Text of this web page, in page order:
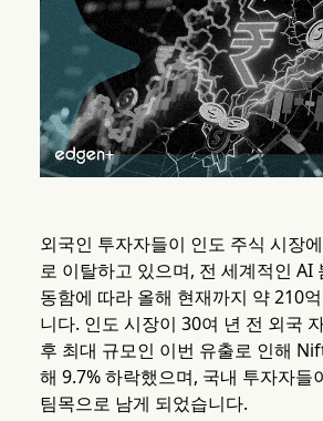
외국인 투자자들이 인도 주식 시장
로 이탈하고 있으며, 전 세계적인 AI
동함에 따라 올해 현재까지 약 210
니다. 인도 시장이 30여 년 전 외국
후 최대 규모인 이번 유출로 인해
해 9.7% 하락했으며, 국내 투자자들
팀목으로 남게 되었습니다.